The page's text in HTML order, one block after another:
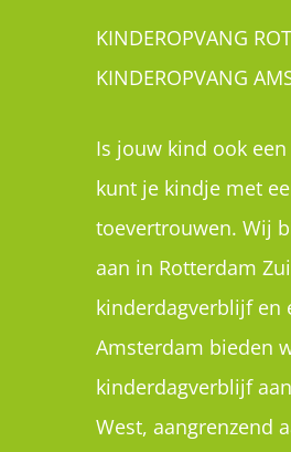
KINDEROPVANG
KINDEROPVANG
Is jouw kind ook een
kunt je kindje met
toevertrouwen. Wij
aan in Rotterdam
kinderdagverblijf en
Amsterdam bieden
kinderdagverblijf
West, aangrenzend